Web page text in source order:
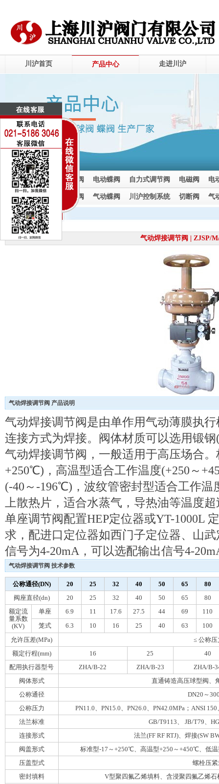
川沪首页 产品中心 走进川沪
电动调节阀 电动球阀 电动蝶阀 自力式调节阀 电磁阀 电
电动截止阀
气动调节阀 气动球阀 气动蝶阀 川沪控制系统 切断阀 气
气动截止阀
气动调节阀
气动焊接调节阀 | ZJSP/
气动焊接调节阀 产品说明
气动焊接调节阀是由单作用气动薄膜执
连接方式为焊接。阀体材质可以选用锻
气动焊接调节阀，一般适用于高压场合
+250℃)，高温型适合工作温度(+250～
(-40～-196℃)，波纹管密封型适合工作
上散热片，适合水蒸气，导热油等温度
单座调节阀配置HEP定位器或YT-1000L
求，配进口定位器如西门子定位器、山
信号为4-20mA，可以选配输出信号4-
气动焊接调节阀 技术参数
公称通径(DN) 20 25 32 40 50 65
80
阀座直径(dn)
20 25 32 40 50 65
80
额定流
量系数
(KV)
单座 6.9 11 17.6 27.5 44 69
110
笼式
6.3 10 16 25 40 63
100
允许压差(MPa)
≤ 公称压
额定行程(mm)
16 25
40
配用执行器型号
ZHA/B-22 ZHA/B-23
ZHA/B-
阀体形式
直通铸造高压球型阀、
公称通径
DN20～
公称压力
PN11.0、PN15.0、PN26.0、PN42.0MPa；ANSI
法兰标准
GB/T9113、 JB/T79、
连接形式
法兰(FF RF RTJ)、焊接(SW
阀盖形式
标准型-17～+250℃、高温型+250～+450℃、低
压盖型式
螺栓压
密封填料
V型聚四氟乙烯填料、含浸聚四氟乙烯